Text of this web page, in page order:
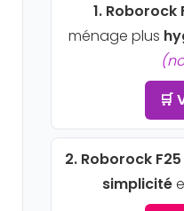
1. Roborock
ménage plus
🛒
2. Roborock
simplicité